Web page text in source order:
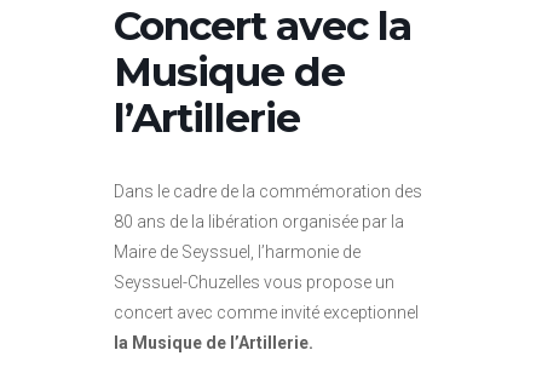
Concert avec la
Musique de
l’Artillerie
Dans le cadre de la commémoration des
80 ans de la libération organisée par la
Maire de Seyssuel, l’harmonie de
Seyssuel-Chuzelles vous propose un
concert avec comme invité exceptionnel
la Musique de l’Artillerie.